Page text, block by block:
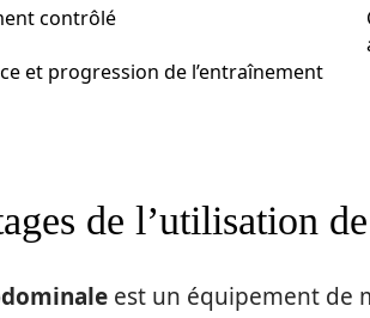
contrôlé
et progression de l’entraînement
de l’utilisation
est un équipement de